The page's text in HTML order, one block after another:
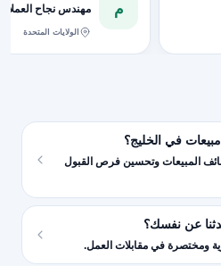
م مهندس نجاح العملاء
الولايات المتحدة
في الخليج؟
المبيعات وتحسين فرص القبول
عن نفسك؟
ومختصرة في مقابلات العمل.